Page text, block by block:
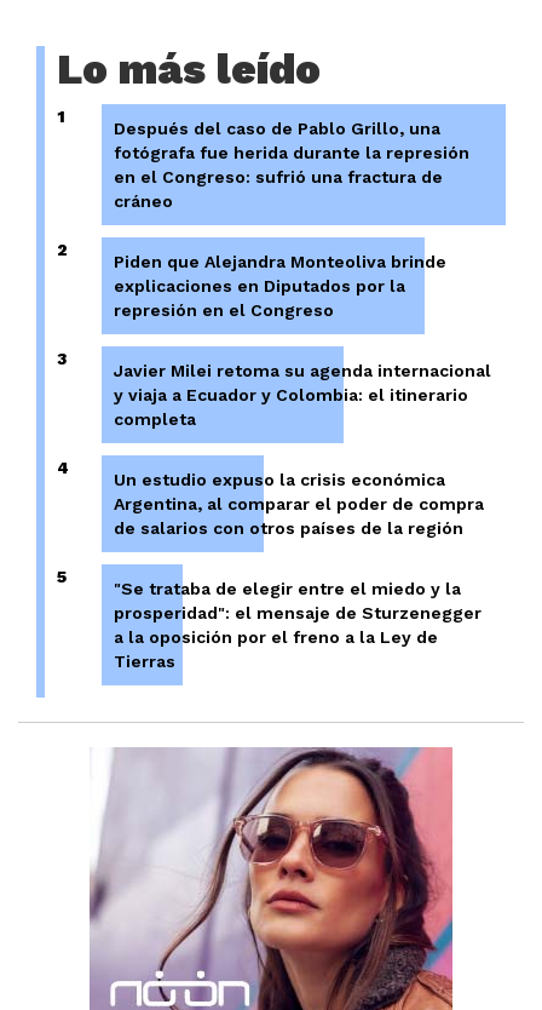
Lo más leído
1
Después del caso de Pablo Grillo, una
fotógrafa fue herida durante la represión
en el Congreso: sufrió una fractura de
cráneo
2
Piden que Alejandra Monteoliva brinde
explicaciones en Diputados por la
represión en el Congreso
3
Javier Milei retoma su agenda internacional
y viaja a Ecuador y Colombia: el itinerario
completa
4
Un estudio expuso la crisis económica
Argentina, al comparar el poder de compra
de salarios con otros países de la región
5
"Se trataba de elegir entre el miedo y la
prosperidad": el mensaje de Sturzenegger
a la oposición por el freno a la Ley de
Tierras